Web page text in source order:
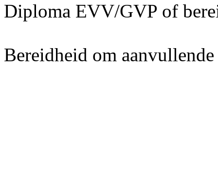
Diploma EVV/GVP of
Bereidheid om